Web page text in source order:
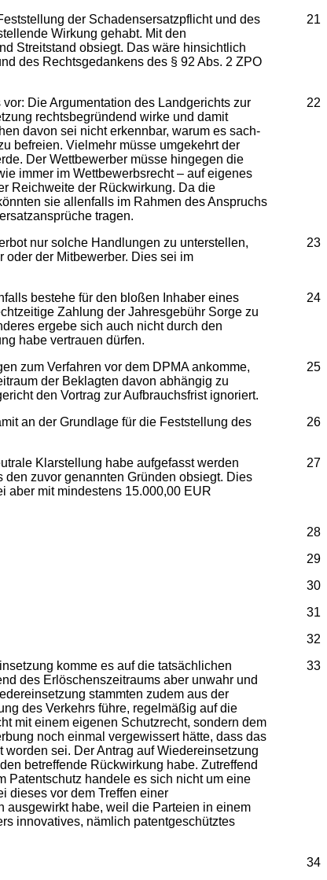
21
der Schadensersatzpflicht und des
Wirkung gehabt. Mit den
Streitstand obsiegt. Das wäre hinsichtlich
des Rechtsgedankens des § 92 Abs. 2 ZPO
22
Die Argumentation des Landgerichts zur
rechtsbegründend wirke und damit
davon sei nicht erkennbar, warum es sach-
befreien. Vielmehr müsse umgekehrt der
Der Wettbewerber müsse hingegen die
immer im Wettbewerbsrecht – auf eigenes
Reichweite der Rückwirkung. Da die
sie allenfalls im Rahmen des Anspruchs
tragen.
23
nur solche Handlungen zu unterstellen,
oder der Mitbewerber. Dies sei im
24
bestehe für den bloßen Inhaber eines
Zahlung der Jahresgebühr Sorge zu
ergebe sich auch nicht durch den
habe vertrauen dürfen.
25
zum Verfahren vor dem DPMA ankomme,
der Beklagten davon abhängig zu
den Vortrag zur Aufbrauchsfrist ignoriert.
26
an der Grundlage für die Feststellung des
27
Klarstellung habe aufgefasst werden
zuvor genannten Gründen obsiegt. Dies
aber mit mindestens 15.000,00 EUR
28
29
30
31
32
33
komme es auf die tatsächlichen
des Erlöschenszeitraums aber unwahr und
stammten zudem aus der
des Verkehrs führe, regelmäßig auf die
mit einem eigenen Schutzrecht, sondern dem
noch einmal vergewissert hätte, dass das
sei. Der Antrag auf Wiedereinsetzung
betreffende Rückwirkung habe. Zutreffend
Patentschutz handele es sich nicht um eine
dieses vor dem Treffen einer
ausgewirkt habe, weil die Parteien in einem
innovatives, nämlich patentgeschütztes
34